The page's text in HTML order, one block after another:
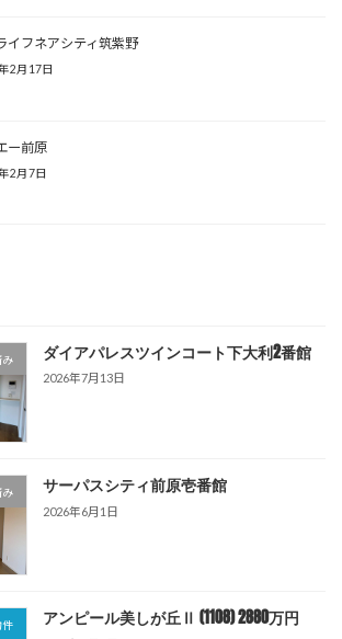
イフネアシティ筑紫野
2月17日
ー前原
2月7日
み ダイアパレスツインコート下大利2番館
2026年7月13日
み サーパスシティ前原壱番館
2026年6月1日
件 アンピール美しが丘Ⅱ (1108) 2880万円